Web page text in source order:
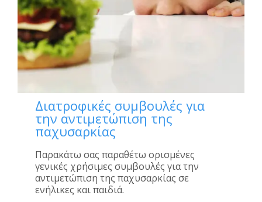
Διατροφικές συμβουλές για
την αντιμετώπιση της
παχυσαρκίας
Παρακάτω σας παραθέτω ορισμένες
γενικές χρήσιμες συμβουλές για την
αντιμετώπιση της παχυσαρκίας σε
ενήλικες και παιδιά.